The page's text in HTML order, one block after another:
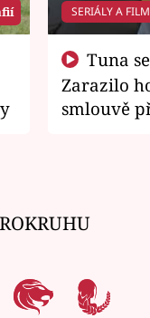
SERIÁLY A
Zarazilo
smlouvě